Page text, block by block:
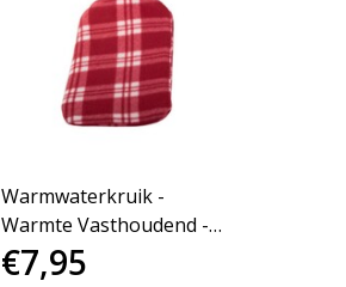
Warmwaterkruik -
Warmte Vasthoudend -
Lekvrij - 70°C Max - 1.7L
€7,95